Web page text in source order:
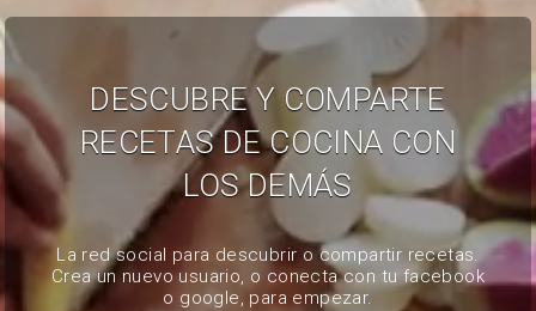
DESCUBRE Y COMPARTE
RECETAS DE COCINA CON
LOS DEMÁS
La red social para descubrir o compartir recetas.
Crea un nuevo usuario, o conecta con tu facebook
o google, para empezar.